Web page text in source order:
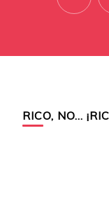
RICO, NO…